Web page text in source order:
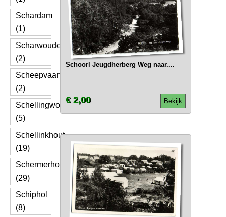
Schardam
(1)
Scharwoude
(2)
Scheepvaart
(2)
Schellingwoude
(5)
Schellinkhout
(19)
Schermerhorn
(29)
Schiphol
(8)
Schoorl Jeugdherberg Weg naar....
Bekijk
€ 2,00